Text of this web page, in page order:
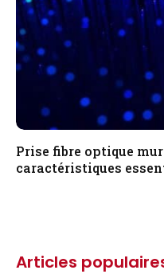
Prise fibre optique
caractéristiques
Articles